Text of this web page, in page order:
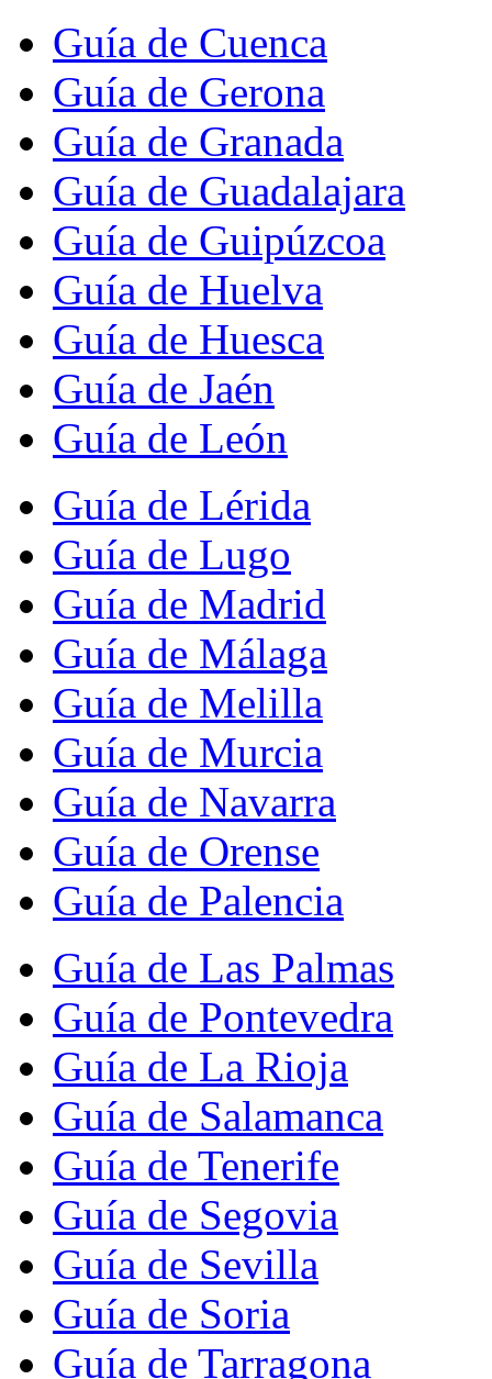
Guía de Cuenca
Guía de Gerona
Guía de Granada
Guía de Guadalajara
Guía de Guipúzcoa
Guía de Huelva
Guía de Huesca
Guía de Jaén
Guía de León
Guía de Lérida
Guía de Lugo
Guía de Madrid
Guía de Málaga
Guía de Melilla
Guía de Murcia
Guía de Navarra
Guía de Orense
Guía de Palencia
Guía de Las Palmas
Guía de Pontevedra
Guía de La Rioja
Guía de Salamanca
Guía de Tenerife
Guía de Segovia
Guía de Sevilla
Guía de Soria
Guía de Tarragona